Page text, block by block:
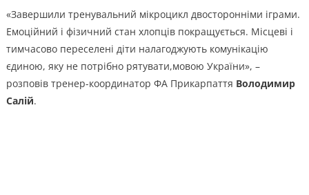
«Завершили тренувальний мікроцикл двосторонніми іграми.
Емоційний і фізичний стан хлопців покращується. Місцеві і
тимчасово переселені діти налагоджують комунікацію
єдиною, яку не потрібно рятувати,мовою України», –
розповів тренер-координатор ФА Прикарпаття Володимир
Салій.